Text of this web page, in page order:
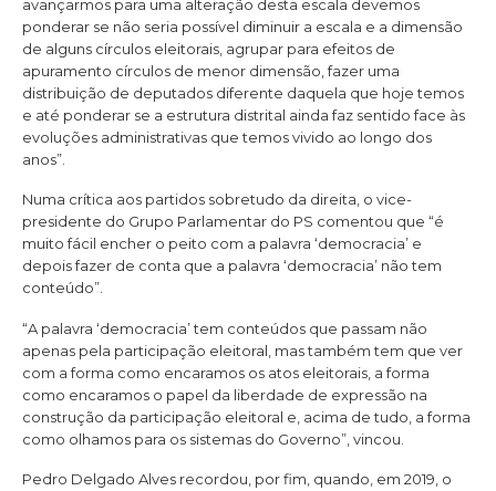
avançarmos para uma alteração desta escala devemos
ponderar se não seria possível diminuir a escala e a dimensão
de alguns círculos eleitorais, agrupar para efeitos de
apuramento círculos de menor dimensão, fazer uma
distribuição de deputados diferente daquela que hoje temos
e até ponderar se a estrutura distrital ainda faz sentido face às
evoluções administrativas que temos vivido ao longo dos
anos”.
Numa crítica aos partidos sobretudo da direita, o vice-
presidente do Grupo Parlamentar do PS comentou que “é
muito fácil encher o peito com a palavra ‘democracia’ e
depois fazer de conta que a palavra ‘democracia’ não tem
conteúdo”.
“A palavra ‘democracia’ tem conteúdos que passam não
apenas pela participação eleitoral, mas também tem que ver
com a forma como encaramos os atos eleitorais, a forma
como encaramos o papel da liberdade de expressão na
construção da participação eleitoral e, acima de tudo, a forma
como olhamos para os sistemas do Governo”, vincou.
Pedro Delgado Alves recordou, por fim, quando, em 2019, o